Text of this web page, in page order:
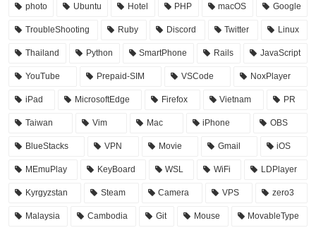
photo Ubuntu Hotel PHP macOS Google
TroubleShooting Ruby Discord Twitter Linux
Thailand Python SmartPhone Rails JavaScript
YouTube Prepaid-SIM VSCode NoxPlayer
iPad MicrosoftEdge Firefox Vietnam PR
Taiwan Vim Mac iPhone OBS
BlueStacks VPN Movie Gmail iOS
MEmuPlay KeyBoard WSL WiFi LDPlayer
Kyrgyzstan Steam Camera VPS zero3
Malaysia Cambodia Git Mouse MovableType